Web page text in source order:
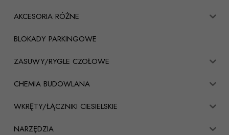
AKCESORIA RÓŻNE
BLOKADY PARKINGOWE
ZASUWY/RYGLE CZOŁOWE
CHEMIA BUDOWLANA
WKRĘTY/ŁĄCZNIKI CIESIELSKIE
NARZĘDZIA